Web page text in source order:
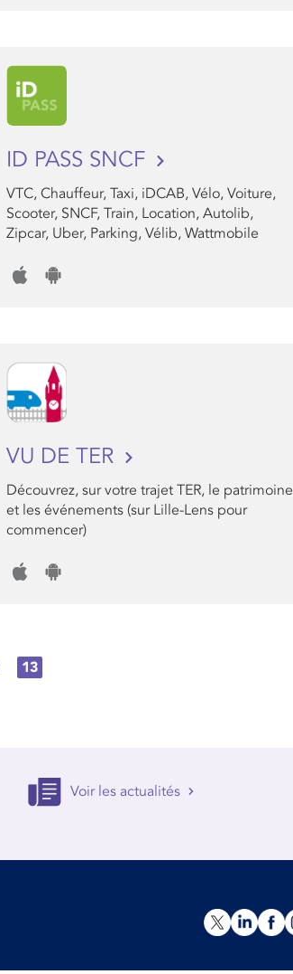
ID PASS SNCF
VTC, Chauffeur, Taxi, iDCAB, Vélo, Voiture,
Scooter, SNCF, Train, Location, Autolib,
Zipcar, Uber, Parking, Vélib, Wattmobile
VU DE TER
Découvrez, sur votre trajet TER, le patrimoine
et les événements (sur Lille-Lens pour
commencer)
13
Voir les actualités